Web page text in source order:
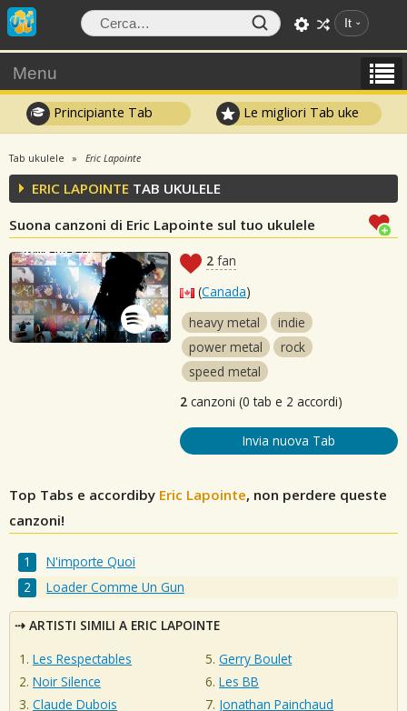
It
Menu
Principiante Tab Le migliori Tab uke
Tab ukulele Eric Lapointe
ERIC LAPOINTE TAB UKULELE
Suona canzoni di Eric Lapointe sul tuo ukulele
2 fan
(Canada)
heavy metal
indie
power metal
rock
speed metal
2 canzoni (0 tab e 2 accordi)
Invia nuova Tab
Top Tabs e accordiby Eric Lapointe, non perdere queste
canzoni!
N'importe Quoi
Loader Comme Un Gun
ARTISTI SIMILI A ERIC LAPOINTE
Les Respectables
Noir Silence
Claude Dubois
Gerry Boulet
Les BB
Jonathan Painchaud